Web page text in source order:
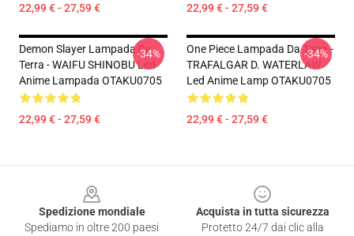
22,99 € - 27,59 € 22,99 € - 27,59 €
Demon Slayer Lampada Da
Terra - WAIFU SHINOBU Led
Anime Lampada OTAKU0705
22,99 € - 27,59 €
-34%
One Piece Lampada Da Terra -
TRAFALGAR D. WATERLAW
Led Anime Lamp OTAKU0705
22,99 € - 27,59 €
-34%
Spedizione mondiale
Spediamo in oltre 200 paesi
Acquista in tutta sicurezza
Protetto 24/7 dai clic alla